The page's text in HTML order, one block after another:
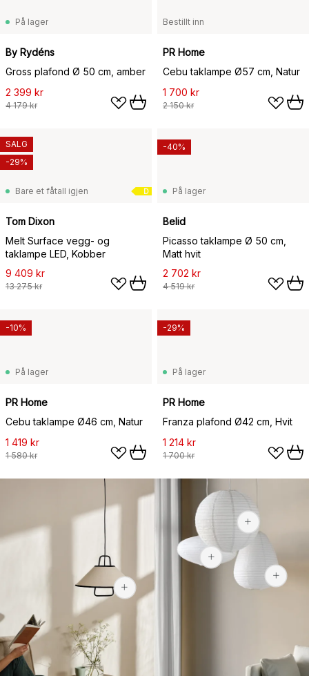
På lager
By Rydéns
Gross plafond Ø 50 cm, amber
2 399 kr
4 179 kr
Bestillt inn
PR Home
Cebu taklampe Ø57 cm, Natur
1 700 kr
2 150 kr
D
Bare et fåtall igjen
Tom Dixon
Melt Surface vegg- og
taklampe LED, Kobber
9 409 kr
13 275 kr
SALG
-29%
På lager
Belid
Picasso taklampe Ø 50 cm,
Matt hvit
2 702 kr
4 519 kr
-40%
På lager
PR Home
Cebu taklampe Ø46 cm, Natur
1 419 kr
1 580 kr
-10%
På lager
PR Home
Franza plafond Ø42 cm, Hvit
1 214 kr
1 700 kr
-29%
229 kr
1 123 kr